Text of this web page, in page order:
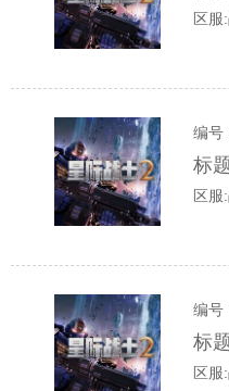
区服:
编号
标
区服:
编号
标
区服: